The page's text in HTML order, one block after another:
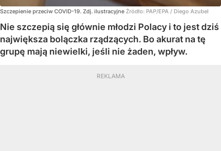
Szczepienie przeciw COVID-19. Zdj. ilustracyjne Źródło: PAP/EPA / Diego Azubel
Nie szczepią się głównie młodzi Polacy i to jest dziś
największa bolączka rządzących. Bo akurat na tę
grupę mają niewielki, jeśli nie żaden, wpływ.